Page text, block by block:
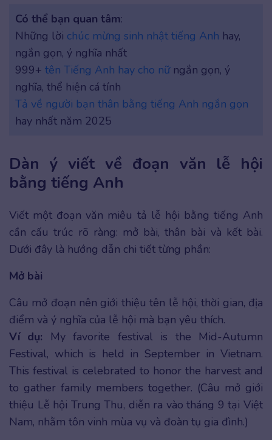
Có thể bạn quan tâm:
Những lời chúc mừng sinh nhật tiếng Anh hay,
ngắn gọn, ý nghĩa nhất
999+ tên Tiếng Anh hay cho nữngắn gọn, ý
nghĩa, thể hiện cá tính
Tả về người bạn thân bằng tiếng Anh ngắn gọn
hay nhất năm 2025
Dàn ý viết về đoạn văn lễ hội
bằng tiếng Anh
Viết một đoạn văn miêu tả lễ hội bằng tiếng Anh
cần cấu trúc rõ ràng: mở bài, thân bài và kết bài.
Dưới đây là hướng dẫn chi tiết từng phần:
Mở bài
Câu mở đoạn nên giới thiệu tên lễ hội, thời gian, địa
điểm và ý nghĩa của lễ hội mà bạn yêu thích.
Ví dụ: My favorite festival is the Mid-Autumn
Festival, which is held in September in Vietnam.
This festival is celebrated to honor the harvest and
to gather family members together. (Câu mở giới
thiệu Lễ hội Trung Thu, diễn ra vào tháng 9 tại Việt
Nam, nhằm tôn vinh mùa vụ và đoàn tụ gia đình.)